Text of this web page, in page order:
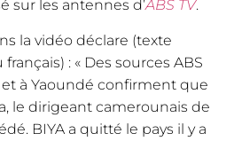
sur les antennes d’ABS TV.
la vidéo déclare (texte
: « Des sources ABS
et à Yaoundé confirment que
le dirigeant camerounais de
BIYA a quitté le pays il y a